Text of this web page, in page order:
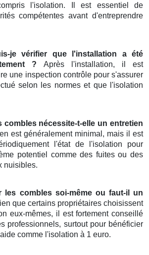
l'isolation. Il est essentiel de
compétentes avant d'entreprendre
je vérifier que l'installation a été
? Après l'installation, il est
une inspection contrôle pour s'assurer
selon les normes et que l'isolation
combles nécessite-t-elle un entretien
est généralement minimal, mais il est
l'état de l'isolation pour
potentiel comme des fuites ou des
nuisibles.
les combles soi-même ou faut-il un
que certains propriétaires choisissent
eux-mêmes, il est fortement conseillé
professionnels, surtout pour bénéficier
comme l'isolation à 1 euro.